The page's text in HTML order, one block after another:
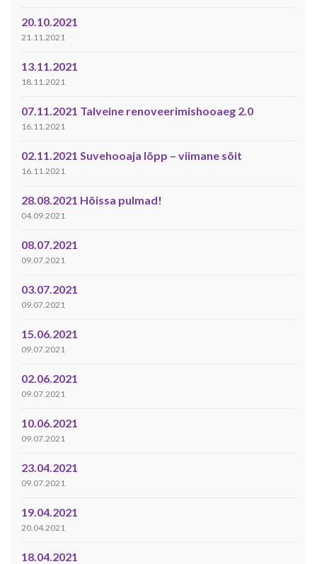
20.10.2021
21.11.2021
13.11.2021
18.11.2021
07.11.2021 Talveine renoveerimishooaeg 2.0
16.11.2021
02.11.2021 Suvehooaja lõpp – viimane sõit
16.11.2021
28.08.2021 Hõissa pulmad!
04.09.2021
08.07.2021
09.07.2021
03.07.2021
09.07.2021
15.06.2021
09.07.2021
02.06.2021
09.07.2021
10.06.2021
09.07.2021
23.04.2021
09.07.2021
19.04.2021
20.04.2021
18.04.2021